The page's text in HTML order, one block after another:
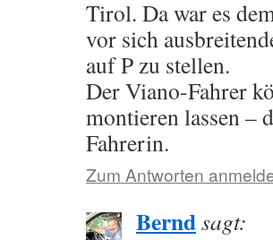
Tirol. Da war es
vor sich
auf P zu stellen.
Der Viano-Fahrer
montieren lassen –
Fahrerin.
Zum Antworten
Berndsagt: